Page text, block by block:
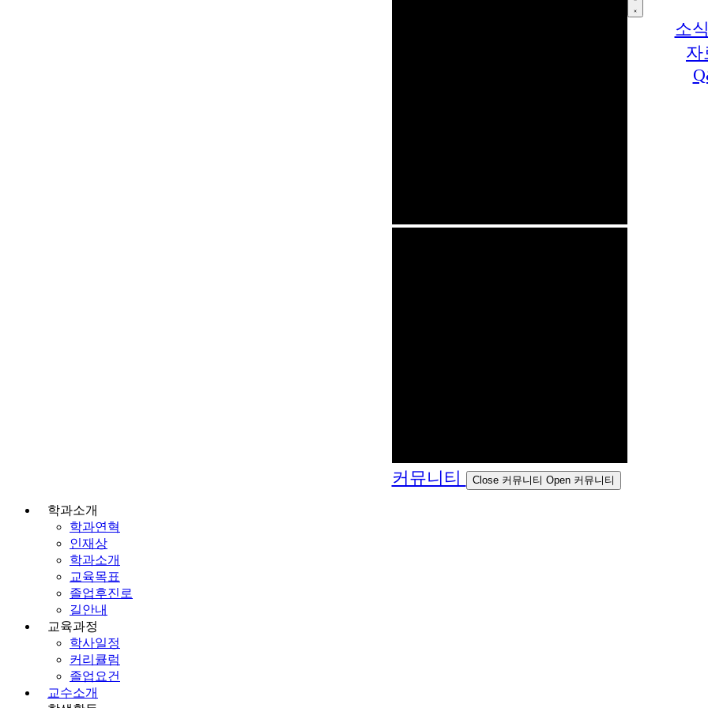
커뮤니티 Close 커뮤니티 Open 커뮤니티
소
자
학과소개
학과연혁
인재상
학과소개
교육목표
졸업후진로
길안내
교육과정
학사일정
커리큘럼
졸업요건
교수소개